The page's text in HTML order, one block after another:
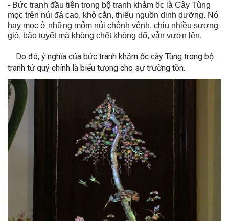
- Bức tranh đầu tiên trong bộ tranh khảm ốc là Cây Tùng
mọc trên núi đá cao, khô cằn, thiếu nguồn dinh dưỡng. Nó
hay mọc ở những mỏm núi chênh vênh, chịu nhiều sương
gió, bão tuyết mà không chết không đổ, vẫn vươn lên.
Do đó, ý nghĩa của bức tranh khảm ốc cây Tùng trong bộ
tranh tứ quý chính là biểu tượng cho sự trường tồn.